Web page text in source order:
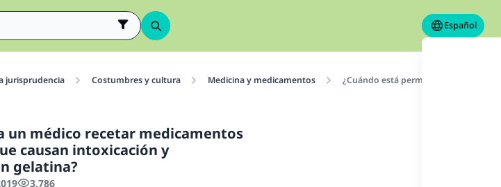
Español
jurisprudencia Costumbres y cultura Medicina y medicamentos ¿Cuándo está permitido para un
un médico recetar medicamentos
causan intoxicación y
gelatina?
3,786